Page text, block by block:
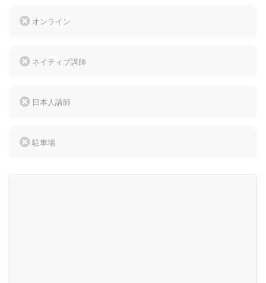
オンライン
ネイティブ講師
日本人講師
駐車場